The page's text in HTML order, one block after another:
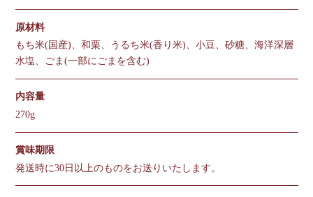
原材料
もち米(国産)、和栗、うるち米(香り米)、小豆、砂糖、海洋深層
水塩、ごま(一部にごまを含む)
内容量
270g
賞味期限
発送時に30日以上のものをお送りいたします。